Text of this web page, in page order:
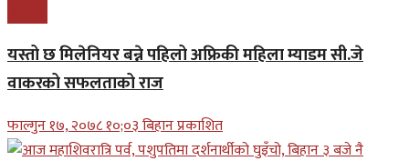
यस्तो छ मिलेनियर बन्ने पहिलो अफ्रिकी महिला म्याडम सी.जे
वाकरको सफलताको राज
फाल्गुन १७, २०७८ १०;०३ बिहान प्रकाशित